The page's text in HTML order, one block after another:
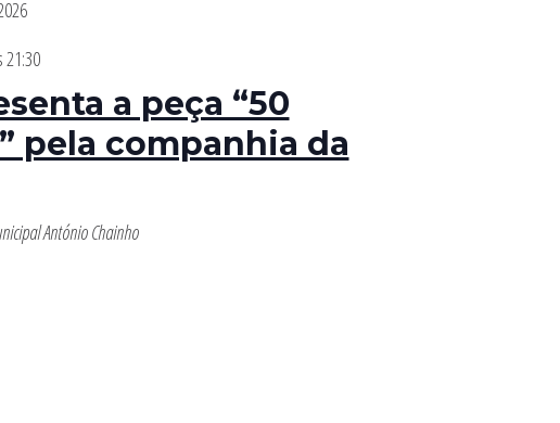
a peça “50
pela companhia da
António Chainho